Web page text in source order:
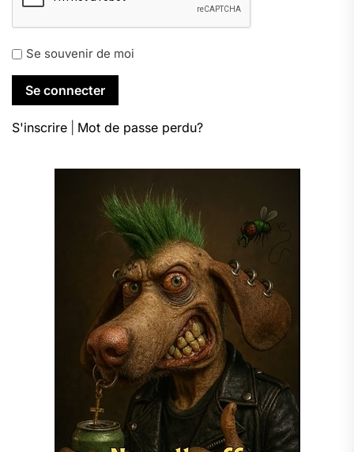
Se souvenir de moi
S'inscrire Mot de passe perdu?